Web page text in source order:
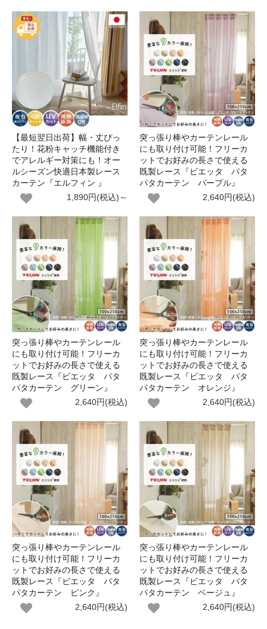
【最短翌日出荷】幅・丈ぴっ
たり！花粉キャッチ機能付き
でアレルギー対策にも！オー
ルシーズン快適日本製レース
カーテン『エルフィン 』
1,890円(税込)～
突っ張り棒やカーテンレール
にも取り付け可能！フリーカ
ットでお好みの長さで使える
既製レース『ビエッタ パタ
パタカーテン パープル』
2,640円(税込)
突っ張り棒やカーテンレール
にも取り付け可能！フリーカ
ットでお好みの長さで使える
既製レース『ビエッタ パタ
パタカーテン グリーン』
2,640円(税込)
突っ張り棒やカーテンレール
にも取り付け可能！フリーカ
ットでお好みの長さで使える
既製レース『ビエッタ パタ
パタカーテン オレンジ』
2,640円(税込)
突っ張り棒やカーテンレール
にも取り付け可能！フリーカ
ットでお好みの長さで使える
既製レース『ビエッタ パタ
パタカーテン ピンク』
2,640円(税込)
突っ張り棒やカーテンレール
にも取り付け可能！フリーカ
ットでお好みの長さで使える
既製レース『ビエッタ パタ
パタカーテン ベージュ』
2,640円(税込)